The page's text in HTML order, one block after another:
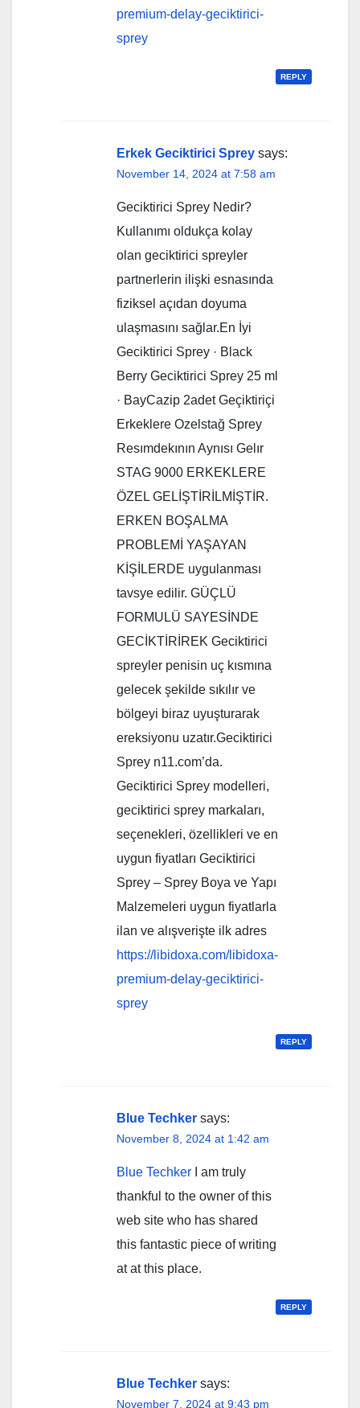
premium-delay-geciktirici-
sprey
REPLY
Erkek Geciktirici Sprey says:
November 14, 2024 at 7:58 am
Geciktirici Sprey Nedir?
Kullanımı oldukça kolay
olan geciktirici spreyler
partnerlerin ilişki esnasında
fiziksel açıdan doyuma
ulaşmasını sağlar.En İyi
Geciktirici Sprey · Black
Berry Geciktirici Sprey 25 ml
· BayCazip 2adet Geçiktiriçi
Erkeklere Ozelstağ Sprey
Resımdekının Aynısı Gelır
STAG 9000 ERKEKLERE
ÖZEL GELİŞTİRİLMİŞTİR.
ERKEN BOŞALMA
PROBLEMİ YAŞAYAN
KİŞİLERDE uygulanması
tavsye edilir. GÜÇLÜ
FORMULÜ SAYESİNDE
GECİKTİRİREK Geciktirici
spreyler penisin uç kısmına
gelecek şekilde sıkılır ve
bölgeyi biraz uyuşturarak
ereksiyonu uzatır.Geciktirici
Sprey n11.com’da.
Geciktirici Sprey modelleri,
geciktirici sprey markaları,
seçenekleri, özellikleri ve en
uygun fiyatları Geciktirici
Sprey – Sprey Boya ve Yapı
Malzemeleri uygun fiyatlarla
ilan ve alışverişte ilk adres
https://libidoxa.com/libidoxa-
premium-delay-geciktirici-
sprey
REPLY
Blue Techker says:
November 8, 2024 at 1:42 am
Blue Techker I am truly
thankful to the owner of this
web site who has shared
this fantastic piece of writing
at at this place.
REPLY
Blue Techker says:
November 7, 2024 at 9:43 pm